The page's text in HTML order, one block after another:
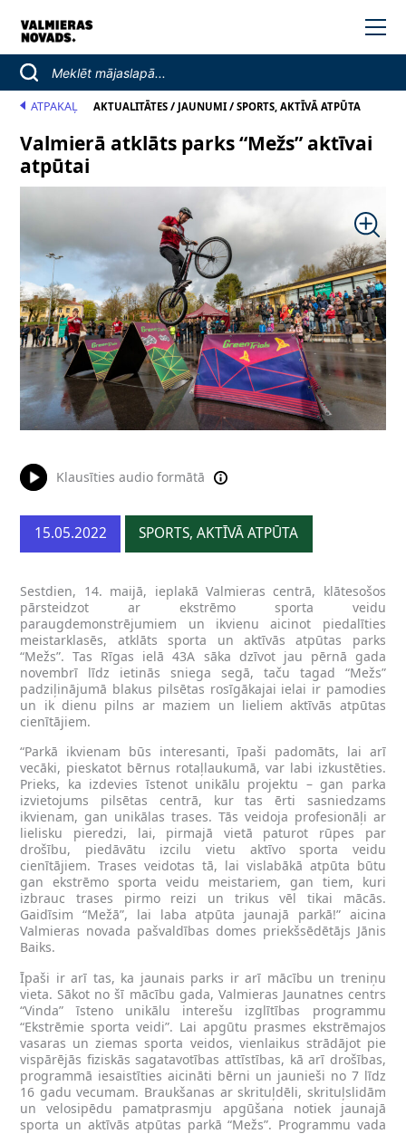
ATPAKAĻ AKTUALITĀTES/ JAUNUMI/ SPORTS, AKTĪVĀ ATPŪTA
Valmierā atklāts parks “Mežs” aktīvai
atpūtai
Klausīties audio formātā
15.05.2022 SPORTS, AKTĪVĀ ATPŪTA
Sestdien, 14. maijā, ieplakā Valmieras centrā, klātesošos
pārsteidzot ar ekstrēmo sporta veidu
paraugdemonstrējumiem un ikvienu aicinot piedalīties
meistarklasēs, atklāts sporta un aktīvās atpūtas parks
“Mežs”. Tas Rīgas ielā 43A sāka dzīvot jau pērnā gada
novembrī līdz ietinās sniega segā, taču tagad “Mežs”
padziļinājumā blakus pilsētas rosīgākajai ielai ir pamodies
un ik dienu pilns ar maziem un lieliem aktīvās atpūtas
cienītājiem.
“Parkā ikvienam būs interesanti, īpaši padomāts, lai arī
vecāki, pieskatot bērnus rotaļlaukumā, var labi izkustēties.
Prieks, ka izdevies īstenot unikālu projektu – gan parka
izvietojums pilsētas centrā, kur tas ērti sasniedzams
ikvienam, gan unikālas trases. Tās veidoja profesionāļi ar
lielisku pieredzi, lai, pirmajā vietā paturot rūpes par
drošību, piedāvātu izcilu vietu aktīvo sporta veidu
cienītājiem. Trases veidotas tā, lai vislabākā atpūta būtu
gan ekstrēmo sporta veidu meistariem, gan tiem, kuri
izbrauc trases pirmo reizi un trikus vēl tikai mācās.
Gaidīsim “Mežā”, lai laba atpūta jaunajā parkā!” aicina
Valmieras novada pašvaldības domes priekšsēdētājs Jānis
Baiks.
Īpaši ir arī tas, ka jaunais parks ir arī mācību un treniņu
vieta. Sākot no šī mācību gada, Valmieras Jaunatnes centrs
“Vinda” īsteno unikālu interešu izglītības programmu
“Ekstrēmie sporta veidi”. Lai apgūtu prasmes ekstrēmajos
vasaras un ziemas sporta veidos, vienlaikus strādājot pie
vispārējās fiziskās sagatavotības attīstības, kā arī drošības,
programmā iesaistīties aicināti bērni un jaunieši no 7 līdz
16 gadu vecumam. Braukšanas ar skrituļdēli, skrituļslidām
un velosipēdu pamatprasmju apgūšana notiek jaunajā
sporta un aktīvās atpūtas parkā “Mežs”. Programmu vada